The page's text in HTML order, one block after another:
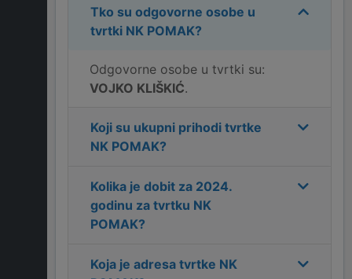
Tko su odgovorne osobe u
tvrtki NK POMAK?
Odgovorne osobe u tvrtki su:
VOJKO KLIŠKIĆ.
Koji su ukupni prihodi tvrtke
NK POMAK?
Kolika je dobit za 2024.
godinu za tvrtku NK
POMAK?
Koja je adresa tvrtke NK